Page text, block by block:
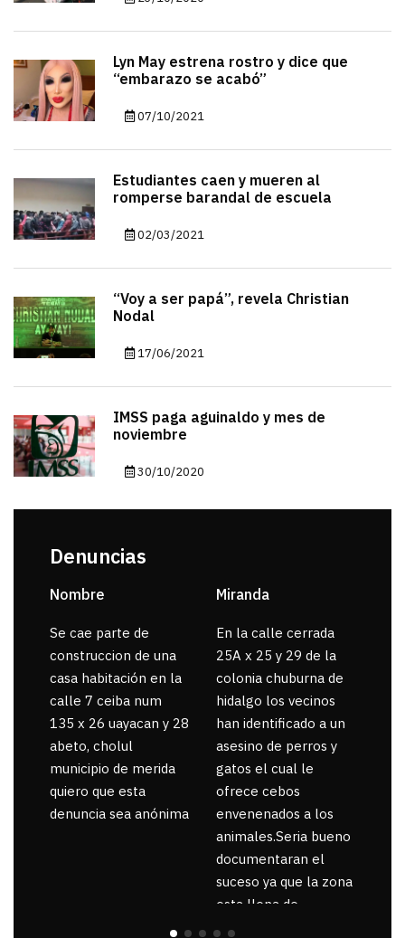
Lyn May estrena rostro y dice que
“embarazo se acabó”
07/10/2021
Estudiantes caen y mueren al
romperse barandal de escuela
02/03/2021
“Voy a ser papá”, revela Christian
Nodal
17/06/2021
IMSS paga aguinaldo y mes de
noviembre
30/10/2020
Denuncias
Nombre
Se cae parte de
construccion de una
casa habitación en la
calle 7 ceiba num
135 x 26 uayacan y 28
abeto, cholul
municipio de merida
quiero que esta
denuncia sea anónima
Miranda
En la calle cerrada
25A x 25 y 29 de la
colonia chuburna de
hidalgo los vecinos
han identificado a un
asesino de perros y
gatos el cual le
ofrece cebos
envenenados a los
animales.Seria bueno
documentaran el
suceso ya que la zona
esta llena de
pancartas de